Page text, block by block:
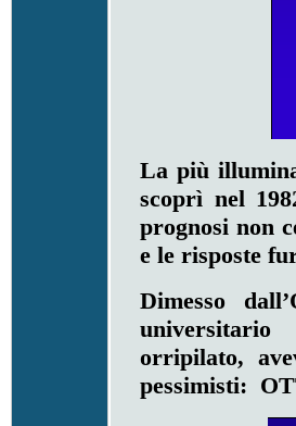
La più
scoprì nel
prognosi non
e le risposte
Dimesso
universitario
orripilato,
pessimisti: